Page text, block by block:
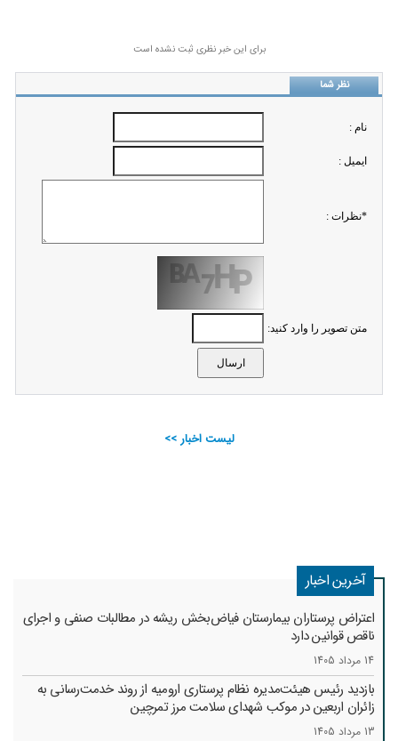
برای این خبر نظری ثبت نشده است
نظر شما
نام :
ايميل :
*نظرات :
متن تصویر را وارد کنید:
لیست اخبار >>
آخرین اخبار
اعتراض پرستاران بیمارستان فیاض‌بخش ریشه در مطالبات صنفی و اجرای
ناقص قوانین دارد
14 مرداد 1405
بازدید رئیس هیئت‌مدیره نظام پرستاری ارومیه از روند خدمت‌رسانی به
زائران اربعین در موکب شهدای سلامت مرز تمرچین
13 مرداد 1405